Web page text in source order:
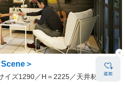
＞
イズ1290／H＝2225／天井材